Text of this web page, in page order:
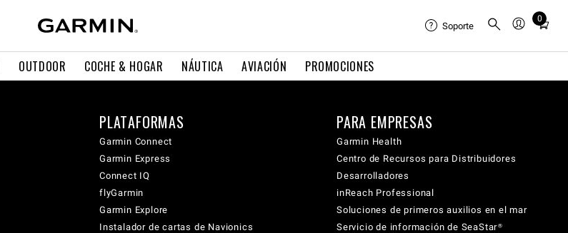
OUTDOOR COCHE & HOGAR NÁUTICA AVIACIÓN PROMOCIONES
Soporte
0
Total
cart:
PLATAFORMAS
Garmin Connect
Garmin Express
Connect IQ
flyGarmin
Garmin Explore
Instalador de cartas de Navionics
PARA EMPRESAS
Garmin Health
Centro de Recursos para Distribuidores
Desarrolladores
inReach Professional
Soluciones de primeros auxilios en el mar
Servicio de información de SeaStar®